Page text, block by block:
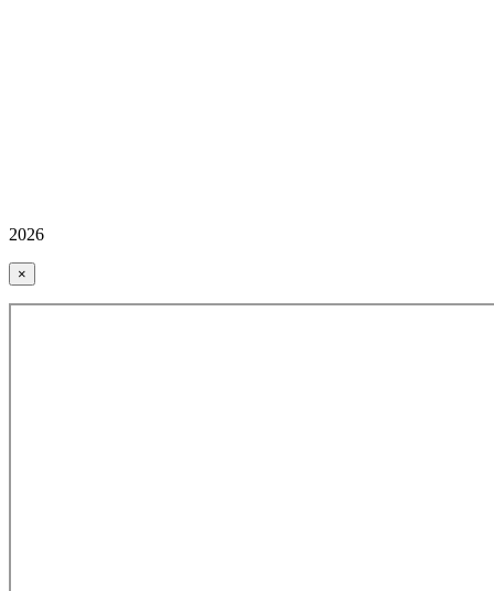
2026
×